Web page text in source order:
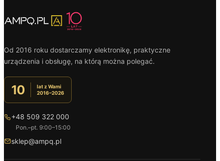
Od 2016 roku dostarczamy elektronikę, praktyczne
urządzenia i obsługę, na którą można polegać.
10
lat z Wami
2016–2026
+48 509 322 000
Pon.–pt. 9:00–15:00
sklep@ampq.pl